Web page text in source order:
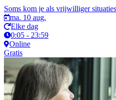
Soms kom je als vrijwilliger
ma. 10 aug.
Elke dag
0:05 - 23:59
Online
Gratis